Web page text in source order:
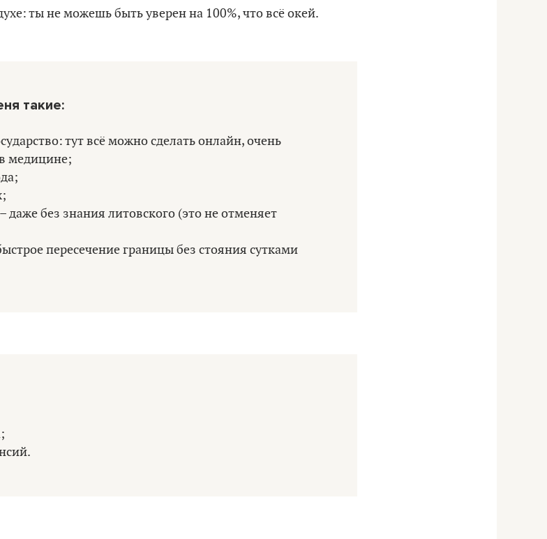
ты не можешь быть уверен на 100%, что всё окей.
такие:
тут всё можно сделать онлайн, очень
медицине;
даже без знания литовского (это не отменяет
пересечение границы без стояния сутками